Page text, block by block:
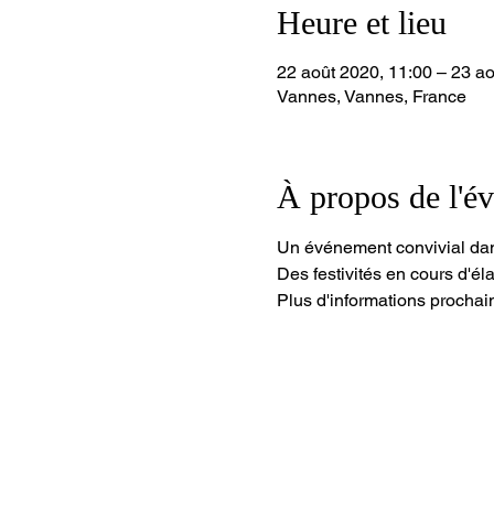
Heure et lieu
22 août 2020, 11:00 – 23
Vannes, Vannes, France
À propos de
Un événement convivial
Des festivités en cours
Plus d'informations